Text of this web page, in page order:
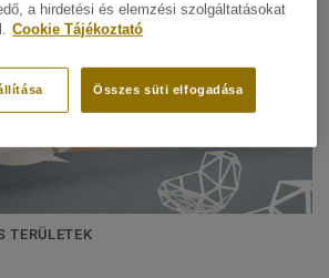
TERÜLETEK
a hirdetési és elemzési szolgáltatásokat
Cookie Tájékoztató
Összes süti elfogadása